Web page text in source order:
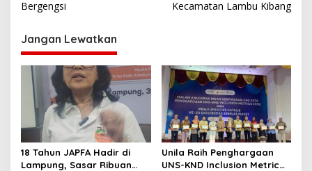
i
g
a
o
s
Bergengsi Kecamatan Lambu Kibang
Jangan Lewatkan
18 Tahun JAPFA Hadir di
Lampung, Sasar Ribuan
Unila Raih Penghargaan
UNS-KND Inclusion Metric